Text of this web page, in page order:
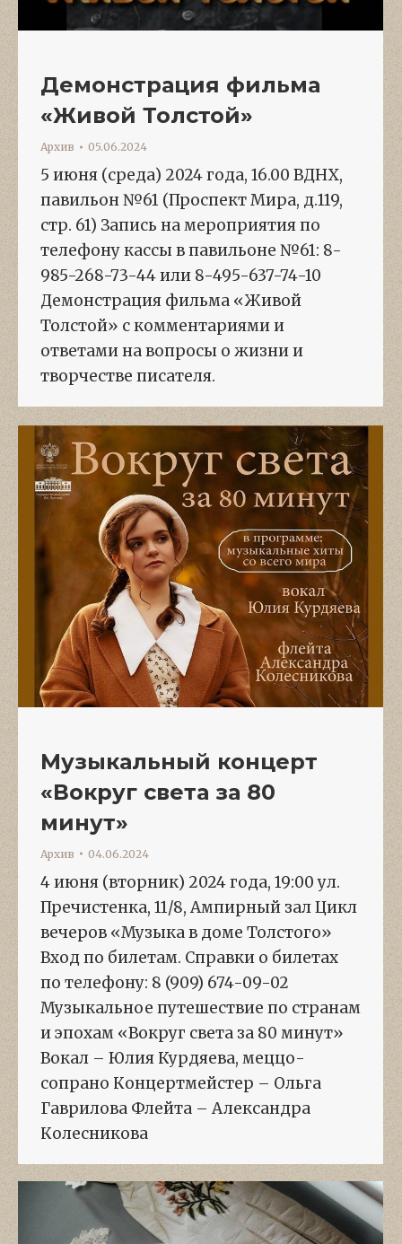
Демонстрация фильма
«Живой Толстой»
Архив 05.06.2024
5 июня (среда) 2024 года, 16.00 ВДНХ,
павильон №61 (Проспект Мира, д.119,
стр. 61) Запись на мероприятия по
телефону кассы в павильоне №61: 8-
985-268-73-44 или 8-495-637-74-10
Демонстрация фильма «Живой
Толстой» с комментариями и
ответами на вопросы о жизни и
творчестве писателя.
Музыкальный концерт
«Вокруг света за 80
минут»
Архив 04.06.2024
4 июня (вторник) 2024 года, 19:00 ул.
Пречистенка, 11/8, Ампирный зал Цикл
вечеров «Музыка в доме Толстого»
Вход по билетам. Справки о билетах
по телефону: 8 (909) 674-09-02
Музыкальное путешествие по странам
и эпохам «Вокруг света за 80 минут»
Вокал – Юлия Курдяева, меццо-
сопрано Концертмейстер – Ольга
Гаврилова Флейта – Александра
Колесникова